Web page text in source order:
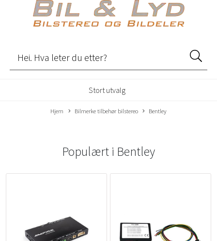
Stort utvalg
Hjem Bilmerke tilbehør bilstereo Bentley
Populært i Bentley